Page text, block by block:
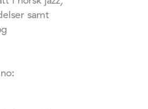
samt